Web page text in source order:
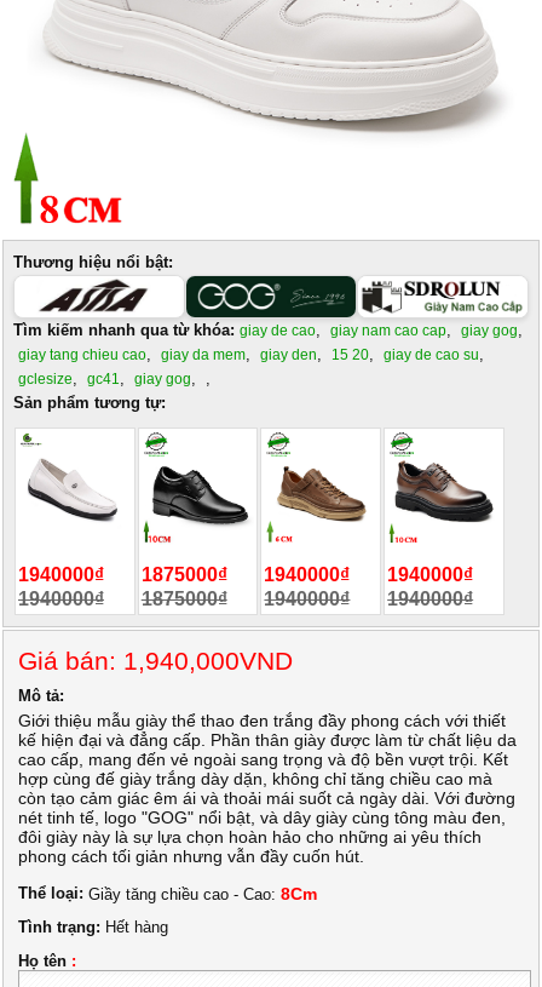
Thương hiệu nổi bật:
Tìm kiếm nhanh qua từ khóa: giay de cao, giay nam cao cap, giay gog,
giay tang chieu cao, giay da mem, giay den, 15 20, giay de cao su,
gclesize, gc41, giay gog, ,
Sản phẩm tương tự:
1940000₫
1940000₫
1875000₫
1875000₫
1940000₫
1940000₫
1940000₫
1940000₫
Giá bán: 1,940,000VND
Mô tả:
Giới thiệu mẫu giày thể thao đen trắng đầy phong cách với thiết
kế hiện đại và đẳng cấp. Phần thân giày được làm từ chất liệu da
cao cấp, mang đến vẻ ngoài sang trọng và độ bền vượt trội. Kết
hợp cùng đế giày trắng dày dặn, không chỉ tăng chiều cao mà
còn tạo cảm giác êm ái và thoải mái suốt cả ngày dài. Với đường
nét tinh tế, logo "GOG" nổi bật, và dây giày cùng tông màu đen,
đôi giày này là sự lựa chọn hoàn hảo cho những ai yêu thích
phong cách tối giản nhưng vẫn đầy cuốn hút.
Thể loại: Giầy tăng chiều cao - Cao: 8Cm
Tình trạng: Hết hàng
Họ tên :